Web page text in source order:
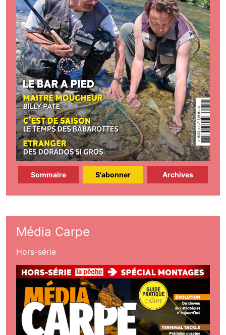
Sommaire S'abonner Archives
Média Carpe
Hors-série